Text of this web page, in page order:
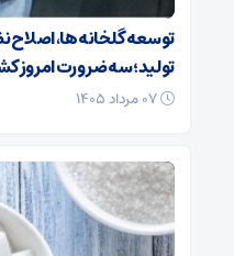
توسعه گلخانه‌ها، اصلاح
تولید؛ سه ضرورت امروز